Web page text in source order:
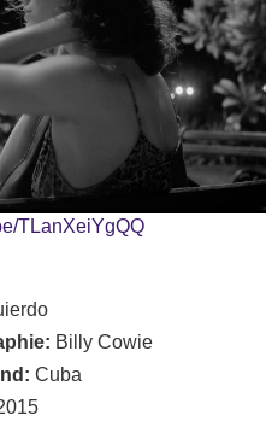
TLanXeiYgQQ
Billy Cowie
Cuba